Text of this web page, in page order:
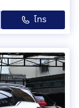
โทร